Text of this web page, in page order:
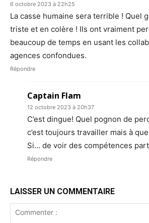
6 octobre 2023 à 22h25
La casse humaine sera terrible ! Quel
triste et en colère ! Ils ont vraiment
beaucoup de temps en usant les
agences confondues.
Répondre
Captain Flam
12 octobre 2023 à 20h37
C’est dingue! Quel pognon de
c’est toujours travailler mais à
Si… de voir des compétences
Répondre
LAISSER UN COMMENTAIRE